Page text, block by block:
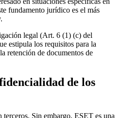
fundamento jurídico es el más
legal (Art. 6 (1) (c) del
estipula los requisitos para la
retención de documentos de
de los
Sin embargo, ESET es una